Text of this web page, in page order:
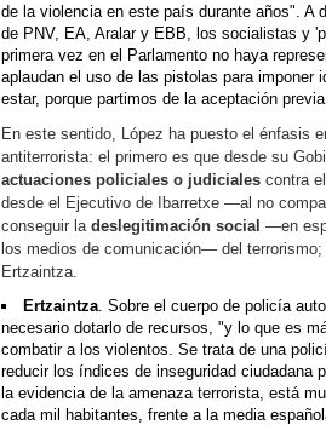
de la violencia en este país durante años". A
de PNV, EA, Aralar y EBB, los socialistas y
primera vez en el Parlamento no haya
aplaudan el uso de las pistolas para
estar, porque partimos de la aceptación
En este sentido, López ha puesto el énfasis
antiterrorista: el primero es que desde su
actuaciones policiales o judiciales contra
desde el Ejecutivo de Ibarretxe —al no
conseguir la deslegitimación social —en
los medios de comunicación— del
Ertzaintza.
Ertzaintza. Sobre el cuerpo de policía
necesario dotarlo de recursos, "y lo que es
combatir a los violentos. Se trata de una
reducir los índices de inseguridad ciudadana
la evidencia de la amenaza terrorista, está
cada mil habitantes, frente a la media